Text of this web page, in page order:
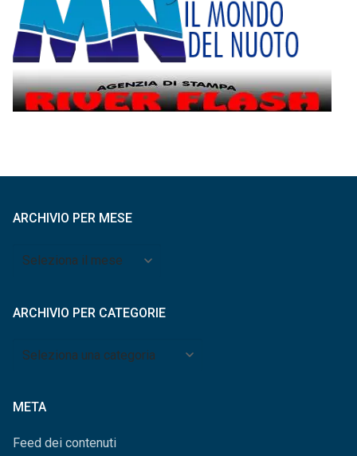
ARCHIVIO PER MESE
Archivio
ARCHIVIO PER CATEGORIE
Archivio
META
Feed dei contenuti